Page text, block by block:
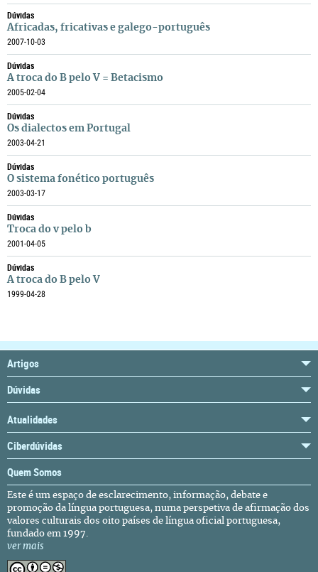
Dúvidas
Africadas, fricativas e galego-português
2007-10-03
Dúvidas
A troca do B pelo V = Betacismo
2005-02-04
Dúvidas
Os dialectos em Portugal
2003-04-21
Dúvidas
O sistema fonético português
2003-03-17
Dúvidas
Troca do v pelo b
2001-04-05
Dúvidas
A troca do B pelo V
1999-04-28
Artigos
Dúvidas
Atualidades
Ciberdúvidas
Quem Somos
Este é um espaço de esclarecimento, informação, debate e
promoção da língua portuguesa, numa perspetiva de afirmação dos
valores culturais dos oito países de língua oficial portuguesa,
fundado em 1997.
ver mais